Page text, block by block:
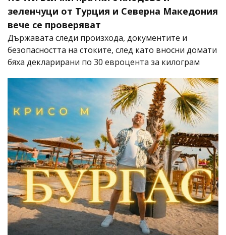
зеленчуци от Турция и Северна Македония
вече се проверяват
Държавата следи произхода, документите и
безопасността на стоките, след като вносни домати
бяха декларирани по 30 евроцента за килограм